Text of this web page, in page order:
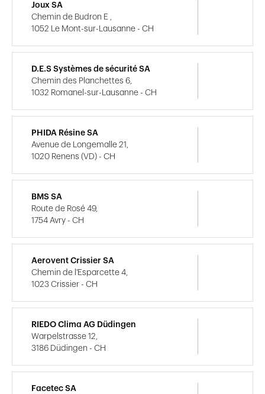
Joux SA
Chemin de Budron E ,
1052 Le Mont-sur-Lausanne - CH
D.E.S Systèmes de sécurité SA
Chemin des Planchettes 6,
1032 Romanel-sur-Lausanne - CH
PHIDA Résine SA
Avenue de Longemalle 21,
1020 Renens (VD) - CH
BMS SA
Route de Rosé 49,
1754 Avry - CH
Aerovent Crissier SA
Chemin de l'Esparcette 4,
1023 Crissier - CH
RIEDO Clima AG Düdingen
Warpelstrasse 12,
3186 Düdingen - CH
Facetec SA